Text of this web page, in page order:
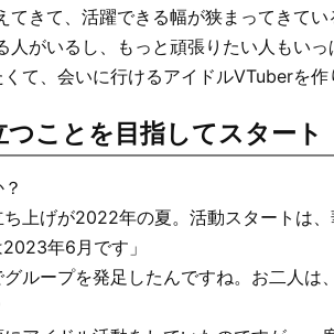
きて、活躍できる幅が狭まってきてい
人がいるし、もっと頑張りたい人もい
て、会いに行けるアイドルVTuberを作
ことを目指してスタート
ち上げが2022年の夏。活動スタートは
年6月です」
ループを発足したんですね。お二人は